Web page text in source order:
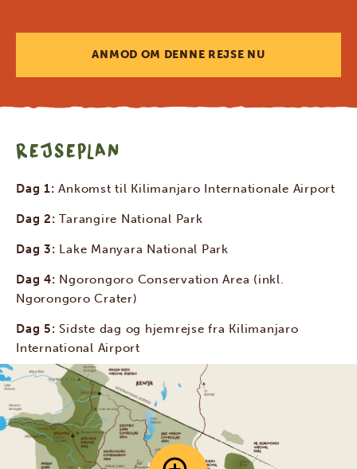
ANMOD OM DENNE REJSE NU
REJSEPLAN
Dag 1:Ankomst til Kilimanjaro Internationale Airport
Dag 2:Tarangire National Park
Dag 3: Lake Manyara National Park
Dag 4: Ngorongoro Conservation Area (inkl.
Ngorongoro Crater)
Dag 5: Sidste dag og hjemrejse fra Kilimanjaro
International Airport